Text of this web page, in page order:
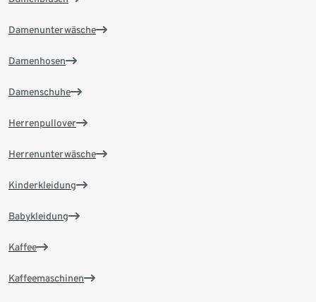
Damenunterwäsche
Damenhosen
Damenschuhe
Herrenpullover
Herrenunterwäsche
Kinderkleidung
Babykleidung
Kaffee
Kaffeemaschinen